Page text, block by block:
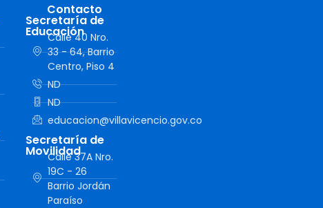
Contacto
Secretaría de
Educación
Calle 40 Nro.
33 - 64, Barrio
Centro, Piso 4
ND
ND
educacion@villavicencio.gov.co
Secretaría de
Movilidad
Calle 37A Nro.
19C - 26
Barrio Jordán
Paraíso